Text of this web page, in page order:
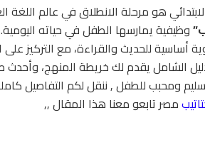
هو مرحلة الانطلاق في عالم اللغة
وظيفية يمارسها الطفل في حياته
أساسية للحديث والقراءة، مع التركيز على
الشامل يقدم لك خريطة المنهج،
ومحبب للطفل , ننقل لكم التفاصيل
مصر تابعو معنا هذا المقال ,,